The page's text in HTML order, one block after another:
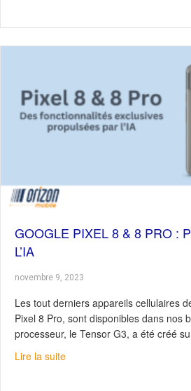
GOOGLE PIXEL 8 & 8 PRO :
L’IA
novembre 9, 2023
Les tout derniers appareils cellulaires
Pixel 8 Pro, sont disponibles dans nos
processeur, le Tensor G3, a été créé
Lire la suiteabout Google Pixel 8 & 8